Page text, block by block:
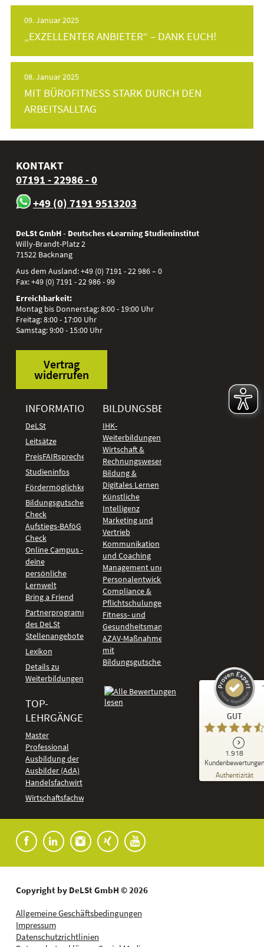
09. Januar 2025
„EXZELLENTER ANBIETER“ – DANK EUCH!
08. Januar 2025
MIT BÜROFITNESS STARK DURCH DEN
ARBEITSALLTAG
KONTAKT
07191 - 22986 - 0
+49 (0) 7191 9513203
DeLSt GmbH - Deutsches eLearning Studieninstitut
Willy-Brandt-Platz 2
71522 Backnang
Aus dem Ausland:+49 (0) 7191 - 22 986 – 0
Fax:+49 (0) 7191 - 22 986 - 99
Erreichbarkeit:
Montag bis Donnerstag: 8:00 - 19:00 Uhr
Freitag: 8:00 - 17:00 Uhr
Samstag: 9:00 - 15:00 Uhr
Vertrag
widerrufen
INFORMATIONEN
DeLSt
Leitsätze
PreisFAIRsprechen
Studieninfos
Fördermöglichkeiten
Bildungsgutschein
Check
Aufstiegs-BAföG
Check
Online Campus -
deine
persönliche
Lernwelt
Bring a Friend
Partnerprogramm
des DeLSt
Stellenangebote
Lexikon
Details zu
Weiterbildungen
TOP-
LEHRGÄNGE
Master
Professional
Ausbildung der
Ausbilder (AdA)
Handelsfachwirt
Wirtschaftsfachwirt
BILDUNGSBEREICHE
IHK-
Weiterbildungen
Wirtschaft &
Rechnungswesen
Bildung &
Digitales Lernen
Künstliche
Intelligenz
Marketing und
Vertrieb
Kommunikation
und Coaching
Management und
Personalentwicklung
Compliance &
Pflichtschulungen
Fitness- und
Gesundheitsmanagement
AZAV-Maßnahmen
mit
Bildungsgutschein
GUT
1.918
Kundenbewertungen
Authentizität
Kundenbewertungen und Erfahrungen zu
DeLSt - Deutsches eLearning Studieninstitut
92
%
Empfehlungen auf
ProvenExpert.com
anderen Quellen
Copyright by DeLSt GmbH © 2026
Allgemeine Geschäftsbedingungen
Impressum
Datenschutzrichtlinien